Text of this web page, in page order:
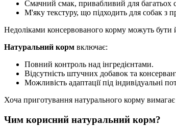
Смачний смак, привабливий для багатьох
М'яку текстуру, що підходить для собак з
Недоліками консервованого корму можуть бути
Натуральний корм включає:
Повний контроль над інгредієнтами.
Відсутність штучних добавок та
Можливість адаптації під індивідуальні
Хоча приготування натурального корму
Чим корисний натуральний корм?